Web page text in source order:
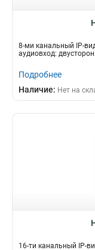
8-ми канальный IP-
аудиовход:
Подробнее
Наличие: Нет на
16-ти канальный IP-